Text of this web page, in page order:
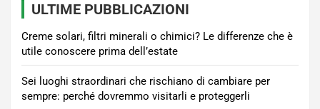
ULTIME PUBBLICAZIONI
Creme solari, filtri minerali o chimici? Le differenze che è
utile conoscere prima dell’estate
Sei luoghi straordinari che rischiano di cambiare per
sempre: perché dovremmo visitarli e proteggerli